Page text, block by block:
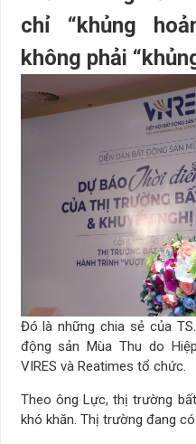
chỉ “khủng
không phải
Đó là những chia sẻ của
động sản Mùa Thu do
VIRES và Reatimes tổ chức.
Theo ông Lực, thị trường
khó khăn. Thị trường đang